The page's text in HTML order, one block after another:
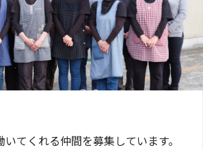
てくれる仲間を募集しています。